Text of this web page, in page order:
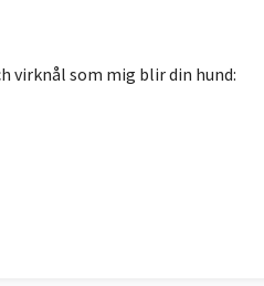
virknål som mig blir din hund: